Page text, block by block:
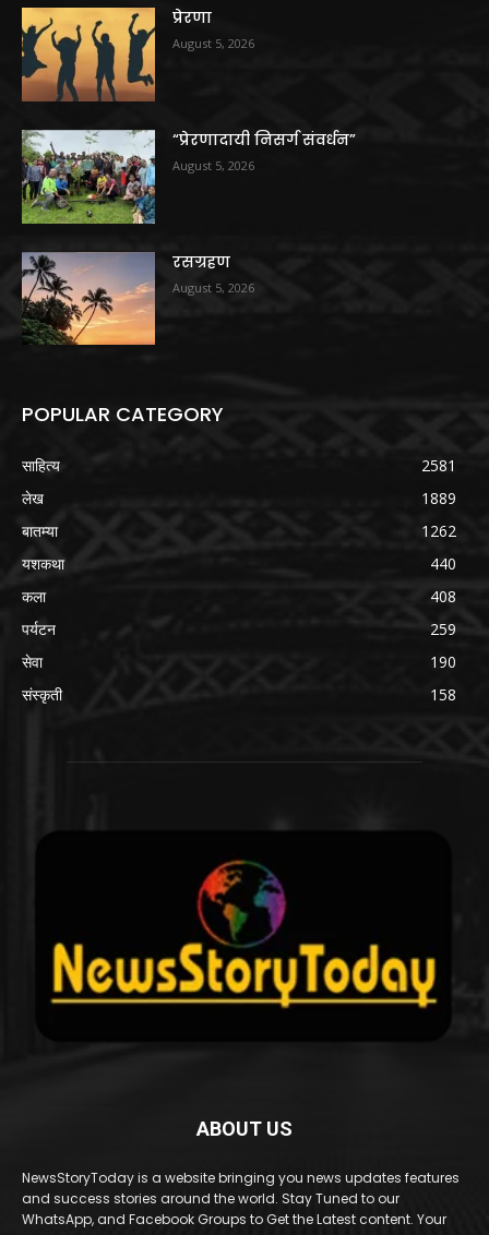
प्रेरणा
August 5, 2026
“प्रेरणादायी निसर्ग संवर्धन”
August 5, 2026
रसग्रहण
August 5, 2026
POPULAR CATEGORY
साहित्य
2581
लेख
1889
बातम्या
1262
यशकथा
440
कला
408
पर्यटन
259
सेवा
190
संस्कृती
158
ABOUT US
NewsStoryToday is a website bringing you news updates features
and success stories around the world. Stay Tuned to our
WhatsApp, and Facebook Groups to Get the Latest content. Your